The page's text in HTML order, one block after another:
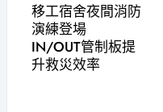
移工宿舍夜間消防
演練登場
IN/OUT管制板提
升救災效率